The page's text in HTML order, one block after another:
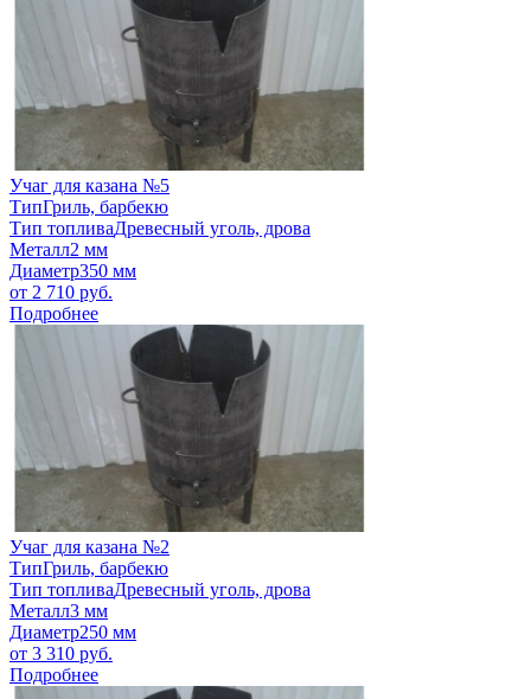
Учаг для казана №5
ТипГриль, барбекю
Тип топливаДревесный уголь, дрова
Металл2 мм
Диаметр350 мм
от 2 710 руб.
Подробнее
Учаг для казана №2
ТипГриль, барбекю
Тип топливаДревесный уголь, дрова
Металл3 мм
Диаметр250 мм
от 3 310 руб.
Подробнее